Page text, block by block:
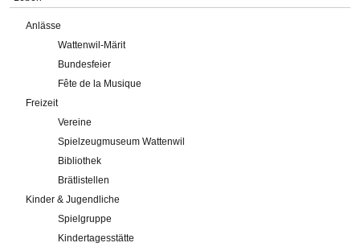
Anlässe
Wattenwil-Märit
Bundesfeier
Fête de la Musique
Freizeit
Vereine
Spielzeugmuseum Wattenwil
Bibliothek
Brätlistellen
Kinder & Jugendliche
Spielgruppe
Kindertagesstätte